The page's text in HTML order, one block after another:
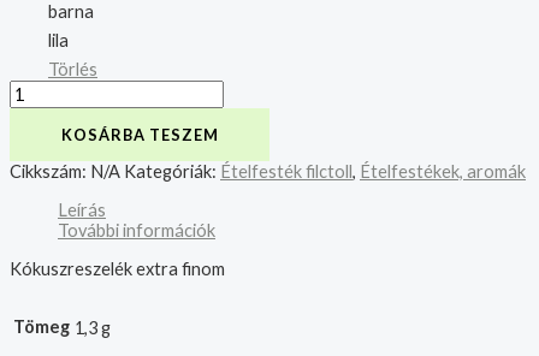
barna
lila
Törlés
KOSÁRBA TESZEM
Cikkszám: N/A Kategóriák: Ételfesték filctoll, Ételfestékek, aromák
Leírás
További információk
Kókuszreszelék extra finom
Tömeg 1,3 g